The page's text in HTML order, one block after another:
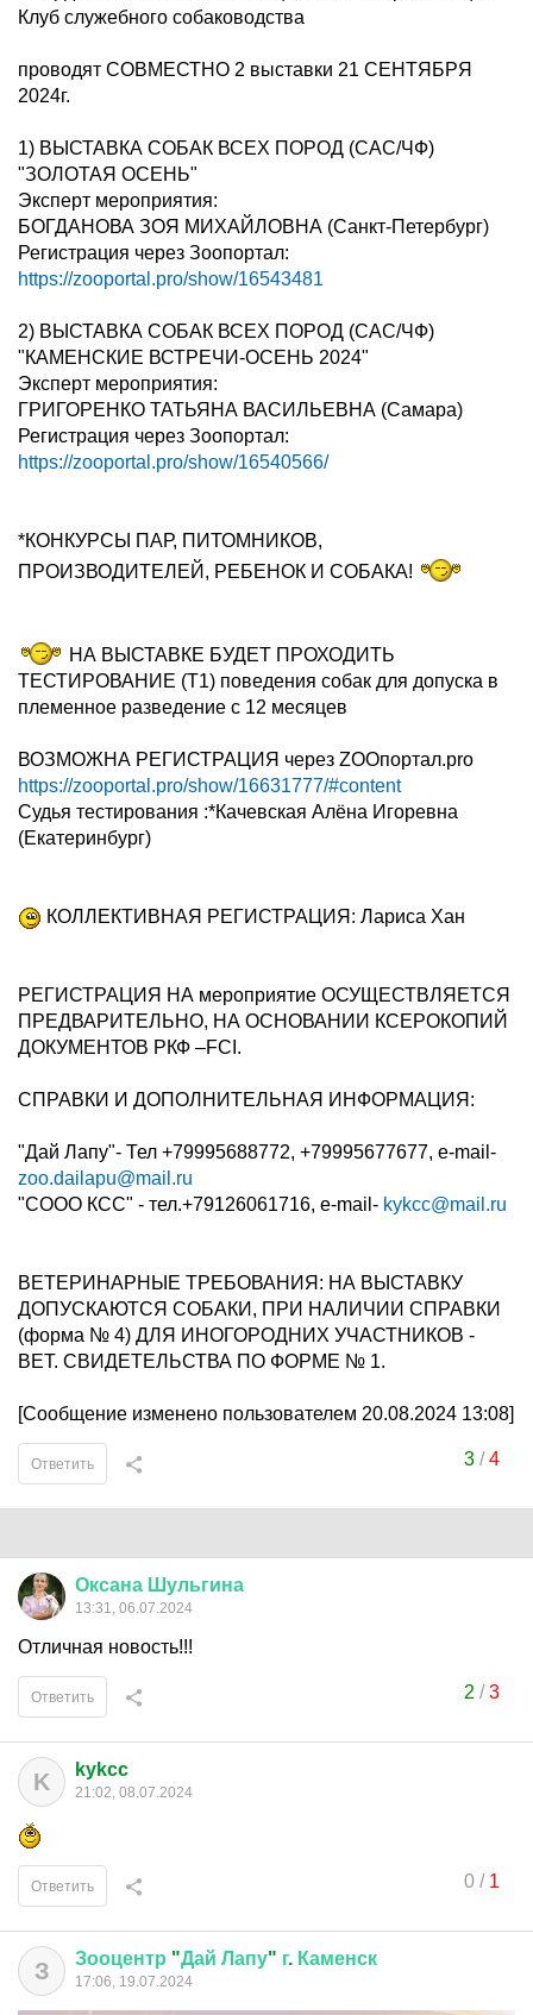
Клуб служебного собаководства
проводят СОВМЕСТНО 2 выставки 21 СЕНТЯБРЯ
2024г.
1) ВЫСТАВКА СОБАК ВСЕХ ПОРОД (САС/ЧФ)
"ЗОЛОТАЯ ОСЕНЬ"
Эксперт мероприятия:
БОГДАНОВА ЗОЯ МИХАЙЛОВНА (Санкт-Петербург)
Регистрация через Зоопортал:
https://zooportal.pro/show/16543481
2) ВЫСТАВКА СОБАК ВСЕХ ПОРОД (САС/ЧФ)
"КАМЕНСКИЕ ВСТРЕЧИ-ОСЕНЬ 2024"
Эксперт мероприятия:
ГРИГОРЕНКО ТАТЬЯНА ВАСИЛЬЕВНА (Самара)
Регистрация через Зоопортал:
https://zooportal.pro/show/16540566/
*КОНКУРСЫ ПАР, ПИТОМНИКОВ,
ПРОИЗВОДИТЕЛЕЙ, РЕБЕНОК И СОБАКА!
НА ВЫСТАВКЕ БУДЕТ ПРОХОДИТЬ
ТЕСТИРОВАНИЕ (Т1) поведения собак для допуска в
племенное разведение с 12 месяцев
ВОЗМОЖНА РЕГИСТРАЦИЯ через ZOOпортал.pro
https://zooportal.pro/show/16631777/#content
Судья тестирования :*Качевская Алёна Игоревна
(Екатеринбург)
КОЛЛЕКТИВНАЯ РЕГИСТРАЦИЯ: Лариса Хан
РЕГИСТРАЦИЯ НА мероприятие ОСУЩЕСТВЛЯЕТСЯ
ПРЕДВАРИТЕЛЬНО, НА ОСНОВАНИИ КСЕРОКОПИЙ
ДОКУМЕНТОВ РКФ –FCI.
СПРАВКИ И ДОПОЛНИТЕЛЬНАЯ ИНФОРМАЦИЯ:
"Дай Лапу"- Тел +79995688772, +79995677677, е-mail-
zoo.dailapu@mail.ru
"СООО КСС" - тел.+79126061716, е-mail- kykcc@mail.ru
ВЕТЕРИНАРНЫЕ ТРЕБОВАНИЯ: НА ВЫСТАВКУ
ДОПУСКАЮТСЯ СОБАКИ, ПРИ НАЛИЧИИ СПРАВКИ
(форма № 4) ДЛЯ ИНОГОРОДНИХ УЧАСТНИКОВ -
ВЕТ. СВИДЕТЕЛЬСТВА ПО ФОРМЕ № 1.
[Сообщение изменено пользователем 20.08.2024 13:08]
3/4
Ответить
Оксана Шульгина
13:31, 06.07.2024
Отличная новость!!!
2 /3
Ответить
K kykcc
21:02, 08.07.2024
0/ 1
Ответить
З Зооцентр "Дай Лапу" г. Каменск
17:06, 19.07.2024